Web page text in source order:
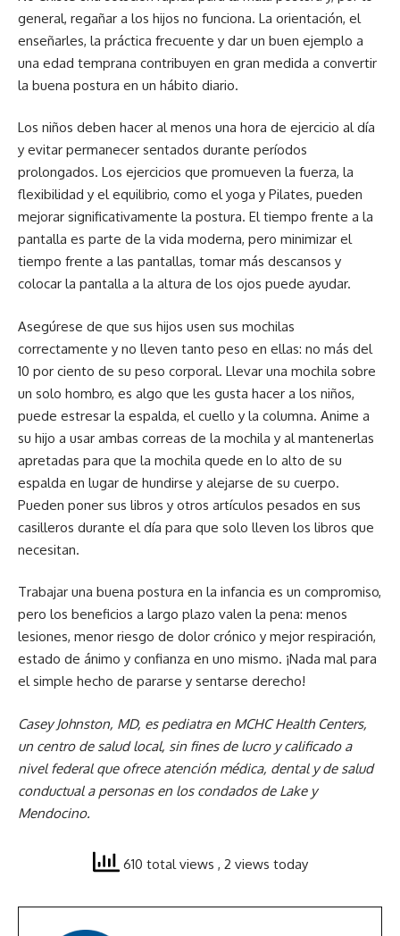
general, regañar a los hijos no funciona. La orientación, el
enseñarles, la práctica frecuente y dar un buen ejemplo a
una edad temprana contribuyen en gran medida a convertir
la buena postura en un hábito diario.
Los niños deben hacer al menos una hora de ejercicio al día
y evitar permanecer sentados durante períodos
prolongados. Los ejercicios que promueven la fuerza, la
flexibilidad y el equilibrio, como el yoga y Pilates, pueden
mejorar significativamente la postura. El tiempo frente a la
pantalla es parte de la vida moderna, pero minimizar el
tiempo frente a las pantallas, tomar más descansos y
colocar la pantalla a la altura de los ojos puede ayudar.
Asegúrese de que sus hijos usen sus mochilas
correctamente y no lleven tanto peso en ellas: no más del
10 por ciento de su peso corporal. Llevar una mochila sobre
un solo hombro, es algo que les gusta hacer a los niños,
puede estresar la espalda, el cuello y la columna. Anime a
su hijo a usar ambas correas de la mochila y al mantenerlas
apretadas para que la mochila quede en lo alto de su
espalda en lugar de hundirse y alejarse de su cuerpo.
Pueden poner sus libros y otros artículos pesados en sus
casilleros durante el día para que solo lleven los libros que
necesitan.
Trabajar una buena postura en la infancia es un compromiso,
pero los beneficios a largo plazo valen la pena: menos
lesiones, menor riesgo de dolor crónico y mejor respiración,
estado de ánimo y confianza en uno mismo. ¡Nada mal para
el simple hecho de pararse y sentarse derecho!
Casey Johnston, MD, es pediatra en MCHC Health Centers,
un centro de salud local, sin fines de lucro y calificado a
nivel federal que ofrece atención médica, dental y de salud
conductual a personas en los condados de Lake y
Mendocino.
610 total views , 2 views today